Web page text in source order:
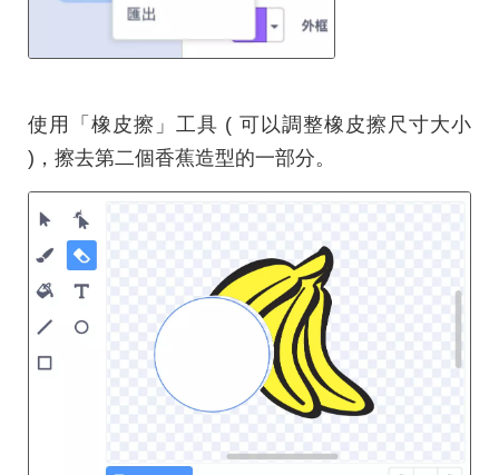
使用「橡皮擦」工具 ( 可以調整橡皮擦尺寸大小
)，擦去第二個香蕉造型的一部分。